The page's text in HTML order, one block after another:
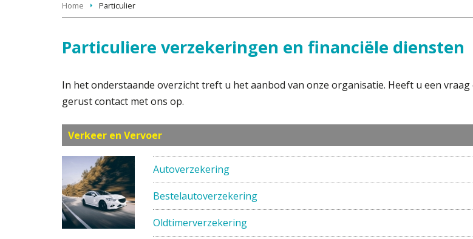
Home Particulier
Particuliere verzekeringen en financiële diensten
In het onderstaande overzicht treft u het aanbod van onze organisatie. Heeft u een
gerust contact met ons op.
Verkeer en Vervoer
Autoverzekering
Bestelautoverzekering
Oldtimerverzekering